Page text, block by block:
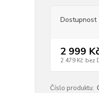
Dostupnost
2 999
2 479 Kč bez
Číslo produktu: